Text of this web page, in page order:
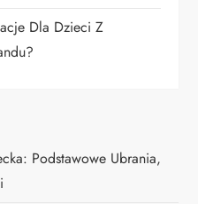
Dla Dzieci Z
Podstawowe Ubrania,